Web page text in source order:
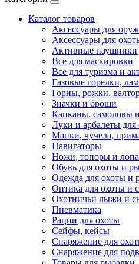
Каталог товаров
Аксессуары для
Аксессуары для
Активные наушники
Все для маскировки
Все для туризма и
Газовые горелки,
Горны, рожки,
Значки и броши
Капканы, самоловы
Луки и арбалеты для
Манки, чучела,
Навигаторы
Ножи, топоры и
Обувь для охоты и
Одежда для охоты и
Оптика для охоты и
Охотничьи лыжи и
Пневматика
Рации для охоты
Сейфы, кейсы
Снаряжение для
Снаряжение для